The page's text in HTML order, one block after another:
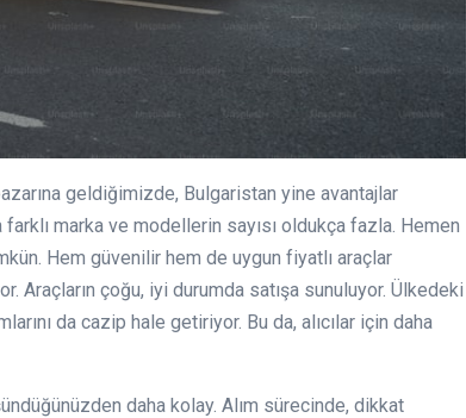
geldiğimizde, Bulgaristan yine avantajlar
marka ve modellerin sayısı oldukça fazla. Hemen
Hem güvenilir hem de uygun fiyatlı araçlar
Araçların çoğu, iyi durumda satışa sunuluyor. Ülkedeki
da cazip hale getiriyor. Bu da, alıcılar için daha
daha kolay. Alım sürecinde, dikkat